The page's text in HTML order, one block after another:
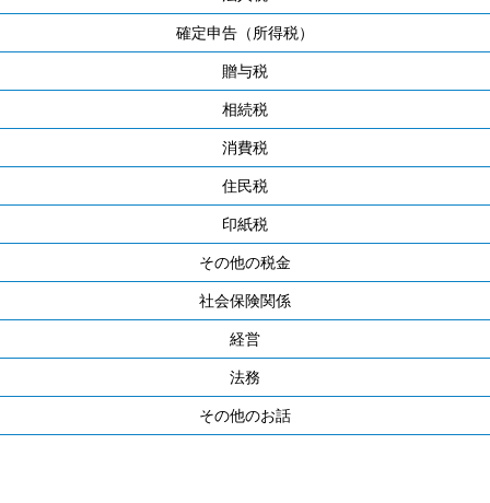
確定申告（所得税）
贈与税
相続税
消費税
住民税
印紙税
その他の税金
社会保険関係
経営
法務
その他のお話